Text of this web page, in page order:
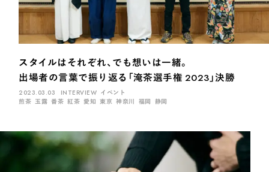
スタイルはそれぞれ、でも想いは一緒。
出場者の言葉で振り返る「淹茶選手権 2023」決勝
2023.03.03 INTERVIEW イベント
煎茶 玉露 番茶 紅茶 愛知 東京 神奈川 福岡 静岡